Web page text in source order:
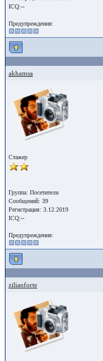
ICQ:--
Предупреждения:
akhamsa
Стажер
Группа: Посетители
Сообщений: 39
Регистрация: 3.12.2019
ICQ:--
Предупреждения:
zilianforte